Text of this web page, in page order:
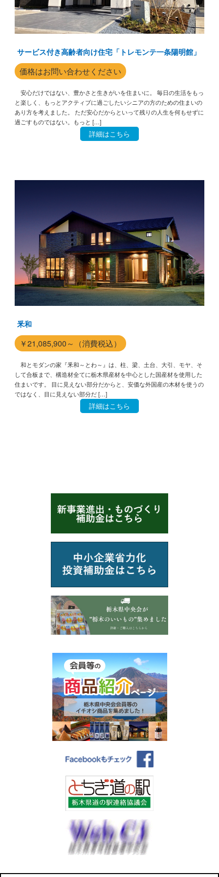
サービス付き高齢者向け住宅「トレモンテ一条陽明館」
価格はお問い合わせください
安心だけではない、豊かさと生きがいを住まいに。 毎日の生活をもっ
と楽しく、もっとアクティブに過ごしたいシニアの方のための住まいの
あり方を考えました。 ただ安心だからといって残りの人生を何もせずに
過ごすものではない。もっと […]
詳細はこちら
釆和
￥21,085,900～（消費税込）
和とモダンの家『釆和～とわ～』は、柱、梁、土台、大引、モヤ、そ
して合板まで、構造材全てに栃木県産材を中心とした国産材を使用した
住まいです。 目に見えない部分だからと、安価な外国産の木材を使うの
ではなく、目に見えない部分だ […]
詳細はこちら